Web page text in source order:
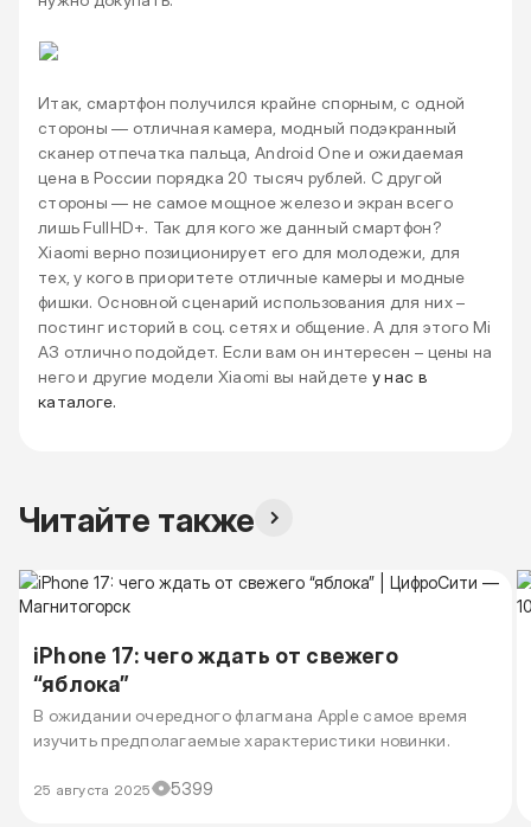
Итак, смартфон получился крайне спорным, с одной
стороны — отличная камера, модный подэкранный
сканер отпечатка пальца, Android One и ожидаемая
цена в России порядка 20 тысяч рублей. С другой
стороны — не самое мощное железо и экран всего
лишь FullHD+. Так для кого же данный смартфон?
Xiaomi верно позиционирует его для молодежи, для
тех, у кого в приоритете отличные камеры и модные
фишки. Основной сценарий использования для них –
постинг историй в соц. сетях и общение. А для этого Mi
A3 отлично подойдет. Если вам он интересен – цены на
него и другие модели Xiaomi вы найдете у нас в
каталоге.
Читайте также
iPhone 17: чего ждать от свежего
“яблока”
В ожидании очередного флагмана Apple самое время
изучить предполагаемые характеристики новинки.
25 августа 2025 5399